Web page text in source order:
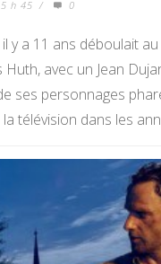
h 45 / 0
y a 11 ans déboulait
avec un Jean
ses personnages
télévision dans les